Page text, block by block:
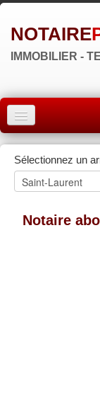
NOTAIRE
IMMOBILIER -
ACCUEIL
MONTRÉAL
QUÉBEC
LAVAL
Sélectionnez un
Notaire